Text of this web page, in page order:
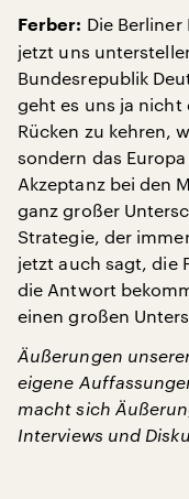
Ferber: Die
jetzt uns
Bundesrepublik
geht es uns ja nicht
Rücken zu kehren,
sondern das
Akzeptanz bei den
ganz großer
Strategie, der
jetzt auch sagt, die
die Antwort
einen großen
Äußerungen
eigene
macht sich
Interviews und